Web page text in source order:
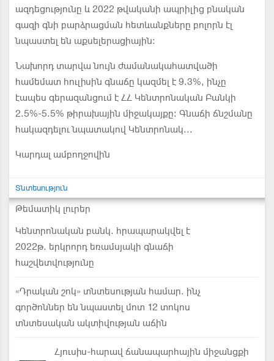
ազդեցությունը և 2022 թվականի ապրիլից բնական
գազի գնի բարձրացման հետևանքները բոլորն էլ
նպաստել են աքսելերացիային:
Նախորդ տարվա նույն ժամանակահատվածի
համեմատ հուլիսին գնաճը կազմել է 9.3%, ինչը
էապես գերազանցում է ՀՀ Կենտրոնական Բանկի
2.5%-5.5% թիրախային միջակայքը։ Գնաճի ճնշմանը
հակազդելու նպատակով Կենտրոնակ...
Կարդալ ամբողջովին
Տնտեսություն
Թեմատիկ լուրեր
Կենտրոնական բանկ. հրապարակվել է
2022թ. երկրորդ եռամսյակի գնաճի
հաշվետվությունը
«Դրական շոկ» տնտեսության համար. ինչ
գործոններ են նպաստել մոտ 12 տոկոս
տնտեսական ակտիվության աճին
Հյուսիս-հարավ ճանապարհային միջանցքի